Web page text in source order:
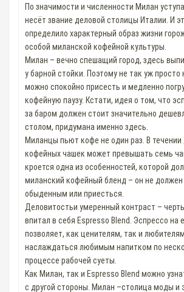
По значимости и численности Милан
несёт звание деловой столицы Италии. И
определило характерный образ жизни
особой миланской кофейной культуры.
Милан – вечно спешащий город, здесь
у барной стойки. Поэтому не так уж просто
можно спокойно присесть и медленно
кофейную паузу. Кстати, идея о том, что
за баром должен стоит значительно
столом, придумана именно здесь.
Миланцы пьют кофе не один раз. В течении
кофейных чашек может превышать семь
кроется одна из особенностей, которой
миланский кофейный бленд – он не должен
обыденным или приесться.
Деловитостьи умеренный контраст –
впитал в себя Espresso Blend. Эспрессо на
позволяет, как ценителям, так и
наслаждаться любимым напитком по
процессе рабочей суеты.
Как Милан, так и Espresso Blend можно
с другой стороны. Милан –столица моды и